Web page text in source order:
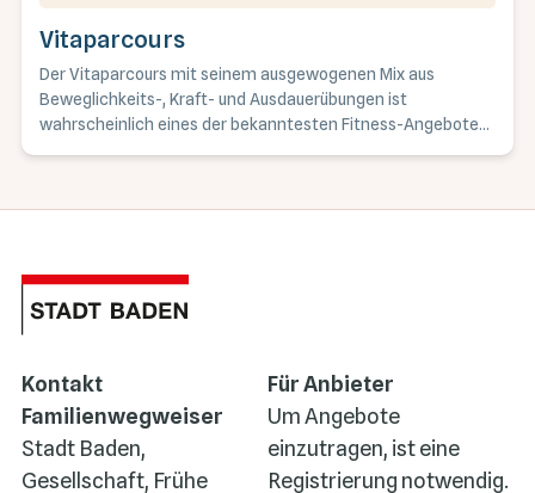
Vitaparcours
Der Vitaparcours mit seinem ausgewogenen Mix aus
Beweglichkeits-, Kraft- und Ausdauerübungen ist
wahrscheinlich eines der bekanntesten Fitness-Angebote
Kontakt
Familienwegweiser
Stadt Baden,
Gesellschaft, Frühe
Für Anbieter
Um Angebote
einzutragen, ist eine
Registrierung notwendig.